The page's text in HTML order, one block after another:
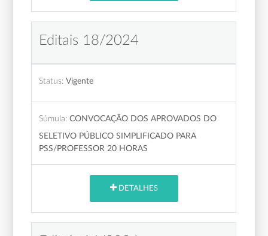
Editais 18/2024
Status: Vigente
Súmula: CONVOCAÇÃO DOS APROVADOS DO
SELETIVO PÚBLICO SIMPLIFICADO PARA
PSS/PROFESSOR 20 HORAS
DETALHES